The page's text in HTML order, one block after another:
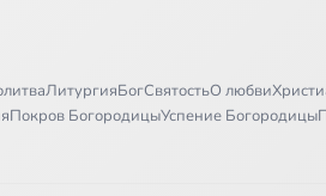
ЛитургияБогСвятостьО любви
Покров БогородицыУспение Богородицы